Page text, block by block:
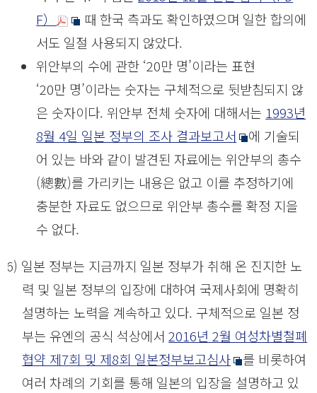
F）
때 한국 측과도 확인하였으며 일한 합의에
서도 일절 사용되지 않았다.
위안부의 수에 관한 ‘20만 명’이라는 표현
‘20만 명’이라는 숫자는 구체적으로 뒷받침되지 않
은 숫자이다. 위안부 전체 숫자에 대해서는 1993년
8월 4일 일본 정부의 조사 결과보고서
에 기술되
어 있는 바와 같이 발견된 자료에는 위안부의 총수
(總數)를 가리키는 내용은 없고 이를 추정하기에
충분한 자료도 없으므로 위안부 총수를 확정 지을
수 없다.
(6) 일본 정부는 지금까지 일본 정부가 취해 온 진지한 노
력 및 일본 정부의 입장에 대하여 국제사회에 명확히
설명하는 노력을 계속하고 있다. 구체적으로 일본 정
부는 유엔의 공식 석상에서2016년 2월 여성차별철폐
협약 제7회 및 제8회 일본정부보고심사
를 비롯하여
여러 차례의 기회를 통해 일본의 입장을 설명하고 있